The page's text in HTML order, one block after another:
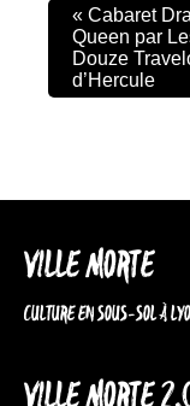
« Cabaret
Queen par
Douze
d’Hercule
VILLE MORTE
CULTURE EN SOUS-SOL À